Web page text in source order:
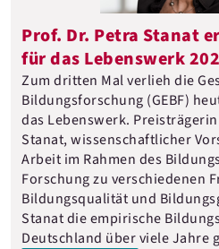
Prof. Dr. Petra Stanat
für das Lebenswerk
Zum dritten Mal verlieh die
Bildungsforschung (GEBF)
das Lebenswerk.
Stanat, wissenschaftlicher
Arbeit im Rahmen des
Forschung zu verschiedenen
Bildungsqualität und
Stanat die empirische
Deutschland über viele Jahre